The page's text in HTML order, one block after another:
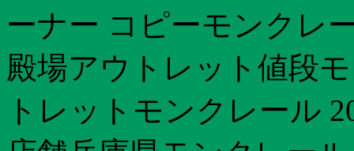
ーナー コピーモンクレ
殿場アウトレット値段
トレットモンクレール